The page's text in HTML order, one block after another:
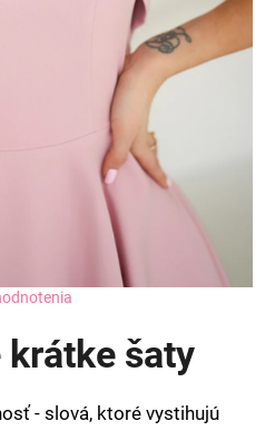
krátke šaty
- slová, ktoré vystihujú